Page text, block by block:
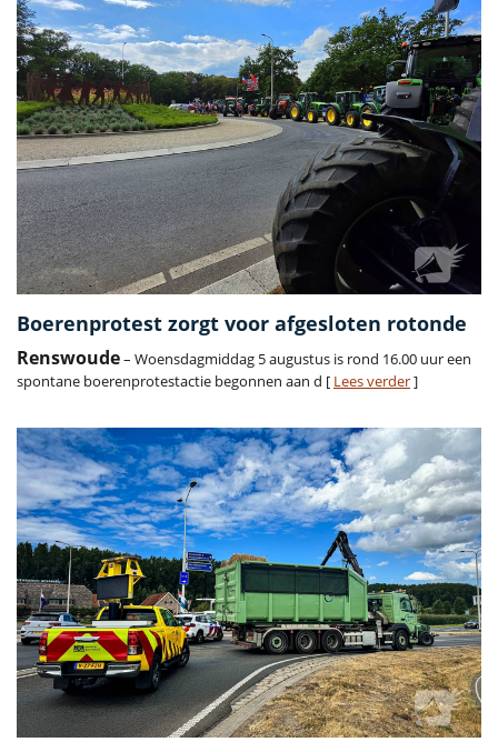
Boerenprotest zorgt voor afgesloten rotonde
Renswoude– Woensdagmiddag 5 augustus is rond 16.00 uur een
spontane boerenprotestactie begonnen aan d [ Lees verder]